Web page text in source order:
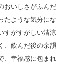
おいしさがふんだ
たような気分にな
すがすがしい清涼
、飲んだ後の余韻
、幸福感に包まれ